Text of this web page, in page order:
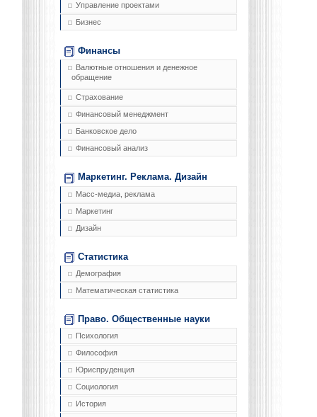
Управление проектами
Бизнес
Финансы
Валютные отношения и денежное
обращение
Страхование
Финансовый менеджмент
Банковское дело
Финансовый анализ
Маркетинг. Реклама. Дизайн
Масс-медиа, реклама
Маркетинг
Дизайн
Статистика
Демография
Математическая статистика
Право. Общественные науки
Психология
Философия
Юриспруденция
Социология
История